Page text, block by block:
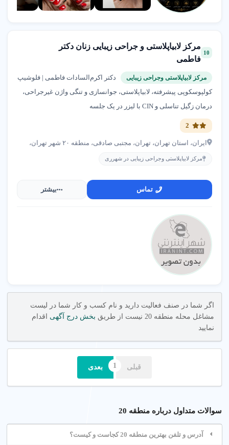
10
مرکز لابیاپلاستی و جراحی زیبایی زنان دکتر
فاطمی
مرکز لابیاپلاستی وجراحی زیبایی
دکتر اکرم‌السادات فاطمی | فلوشیپ
کولپوسکوپی پیشرفته، لابیاپلاستی، جوانسازی و تنگی واژن غیرجراحی،
درمان زگیل تناسلی و CIN با لیزر در یک جلسه
ایران، استان تهران، تهران، مجتبی صادقی، منطقه ۲۰ شهر تهران،
مرکز لابیاپلاستی وجراحی زیبایی در شهرری
تماس بیشتر
اگر شما در صنف فعالیت دارید و نام کسب و کار شما در لیست
مشاغل محله منطقه 20 نیست از طریق
بخش درج آگهی
اقدام
نمایید
قبلی بعدی
سوالات متداول درباره منطقه 20
آدرس و تلفن بهترین منطقه 20 کجاست و کیست؟